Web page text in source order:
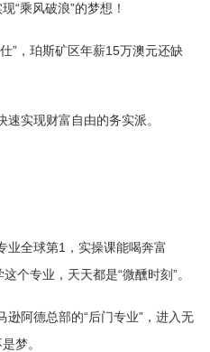
“乘风破浪”的梦想！
”，珀斯矿区年薪15万澳元还缺
实现财富自由的务实派。
业全球第1，实操课能喝奔富
个专业，天天都是“微醺时刻”。
逊阿德总部的“后门专业”，进入无
梦。